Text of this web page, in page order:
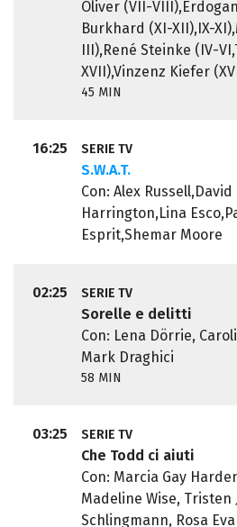
Oliver (VII-
Burkhard (XI-XII),IX-
III),René Steinke (IV-
XVII),Vinzenz Kiefer
45 MIN
16:25 SERIE TV
S.W.A.T.
Con: Alex Russell,David
Harrington,Lina
Esprit,Shemar Moore
02:25 SERIE TV
Sorelle e delitti
Con: Lena Dörrie,
Mark Draghici
58 MIN
03:25 SERIE TV
Che Todd ci aiuti
Con: Marcia Gay
Madeline Wise, Tristen
Schlingmann, Rosa